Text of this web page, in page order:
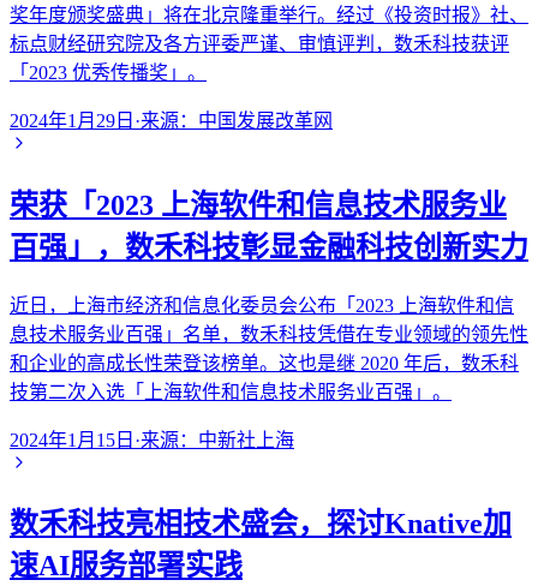
奖年度颁奖盛典」将在北京隆重举行。经过《投资时报》社、
标点财经研究院及各方评委严谨、审慎评判，数禾科技获评
「2023 优秀传播奖」。
2024年1月29日 ·来源： 中国发展改革网
荣获「2023 上海软件和信息技术服务业
百强」，数禾科技彰显金融科技创新实力
近日，上海市经济和信息化委员会公布「2023 上海软件和信
息技术服务业百强」名单，数禾科技凭借在专业领域的领先性
和企业的高成长性荣登该榜单。这也是继 2020 年后，数禾科
技第二次入选「上海软件和信息技术服务业百强」。
2024年1月15日 ·来源： 中新社上海
数禾科技亮相技术盛会，探讨Knative加
速AI服务部署实践